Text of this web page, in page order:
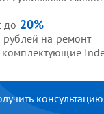
до 20%
на ремонт
консультацию